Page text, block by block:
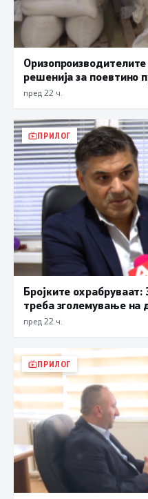
решенија за поевтино
пред 22 ч.
ПРИЛОГ
Бројките
треба зголемување
пред 22 ч.
ПРИЛОГ